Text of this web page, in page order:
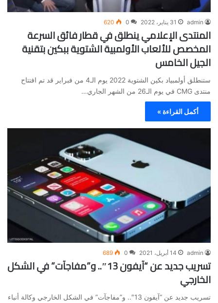
admin 31 يناير، 2022 0
620
المنتدى الإعلامي ينطلق في قطار فائق السرعة
المخصص للألعاب الأولمبية الشتوية ببكين بتقنية
الجيل الخامس
ستنطلق أولمبياد بكين الشتوية 2022 يوم الـ4 من فبراير قد تم افتتاح
منتدى CMG في يوم الـ26 من الشهر الجاري…
أكمل القراءة »
admin 14 أبريل، 2021 0
689
تسريب جديد عن “آيفون 13″.. و”مفاجآت” في الشكل
الخارجي
تسريب جديد عن “آيفون 13″.. و”مفاجآت” في الشكل الخارجي وكالة أنباء